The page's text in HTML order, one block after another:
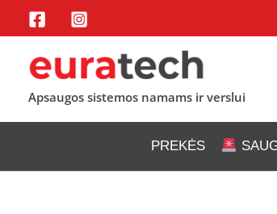
Pereiti
prie
turinio
Apsaugos sistemos namams ir verslui
PREKĖS